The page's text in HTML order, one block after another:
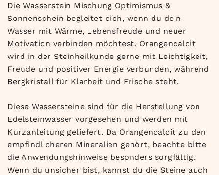
Die Wasserstein Mischung Optimismus &
Sonnenschein begleitet dich, wenn du dein
Wasser mit Wärme, Lebensfreude und neuer
Motivation verbinden möchtest. Orangencalcit
wird in der Steinheilkunde gerne mit Leichtigkeit,
Freude und positiver Energie verbunden, während
Bergkristall für Klarheit und Frische steht.
Diese Wassersteine sind für die Herstellung von
Edelsteinwasser vorgesehen und werden mit
Kurzanleitung geliefert. Da Orangencalcit zu den
empfindlicheren Mineralien gehört, beachte bitte
die Anwendungshinweise besonders sorgfältig.
Wenn du unsicher bist, kannst du die Steine auch